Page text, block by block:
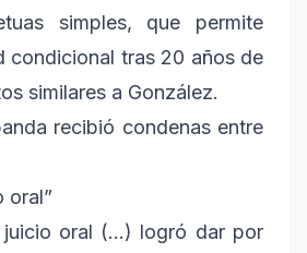
simples, que permite
condicional tras 20 años de
similares a González.
recibió condenas entre
oral”
oral (...) logró dar por